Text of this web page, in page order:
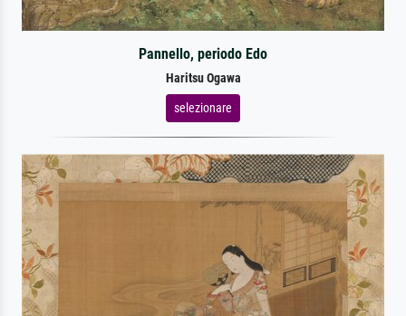
Pannello, periodo Edo
Haritsu Ogawa
selezionare